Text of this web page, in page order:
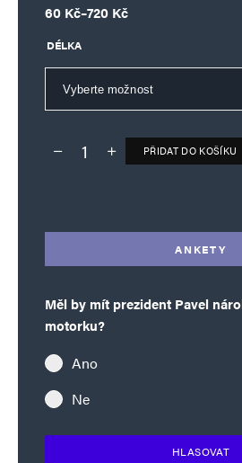
60 Kč–720 Kč
Rozpětí cen: 60 Kč až 720 Kč
DÉLKA
Deník TO – verze bez reklam
PŘIDAT DO KOŠÍKU
ANKETY
Měl by mít prezident Pavel
motorku?
Ano
Ne
HLASOVAT